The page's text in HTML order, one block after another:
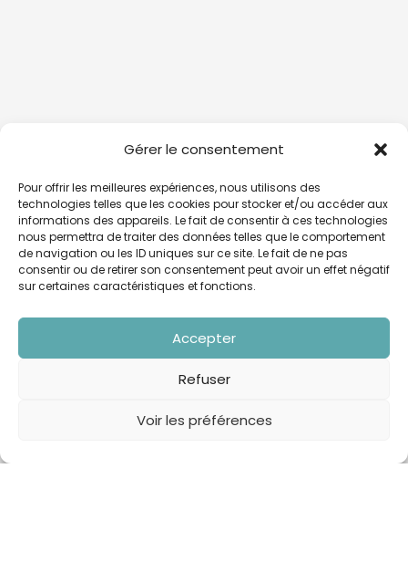
Gérer le consentement
Pour offrir les meilleures expériences, nous utilisons des
technologies telles que les cookies pour stocker et/ou accéder aux
informations des appareils. Le fait de consentir à ces technologies
nous permettra de traiter des données telles que le comportement
de navigation ou les ID uniques sur ce site. Le fait de ne pas
consentir ou de retirer son consentement peut avoir un effet négatif
sur certaines caractéristiques et fonctions.
Accepter
Refuser
Voir les préférences